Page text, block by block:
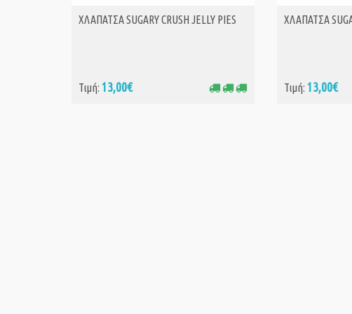
ΑΓΟΡΑ
ΧΛΑΠΑΤΣΑ SUGARY CRUSH JELLY PIES
Τιμή: 13,00€
ΑΓΟΡΑ
ΧΛΑΠΑΤΣΑ
Τιμή: 13,00€